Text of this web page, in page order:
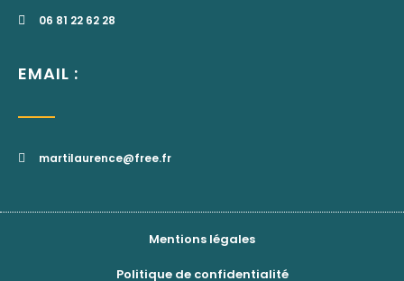
06 81 22 62 28
EMAIL :
martilaurence@free.fr
Mentions légales
Politique de confidentialité